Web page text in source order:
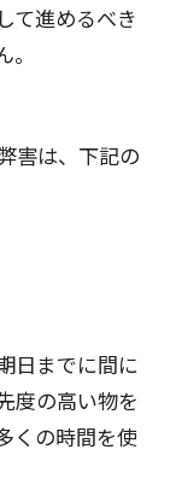
て進めるべき
害は、下記の
日までに間に
度の高い物を
くの時間を使